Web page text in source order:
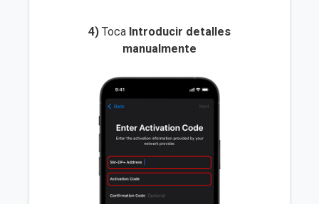
4) Toca Introducir detalles
manualmente